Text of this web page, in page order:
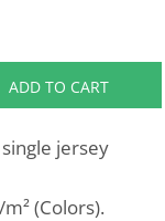
ADD TO CART
jersey
(Colors).